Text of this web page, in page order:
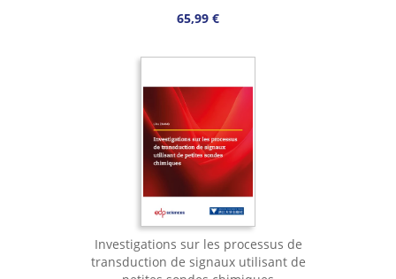
65,99 €
Investigations sur les processus de
transduction de signaux utilisant de